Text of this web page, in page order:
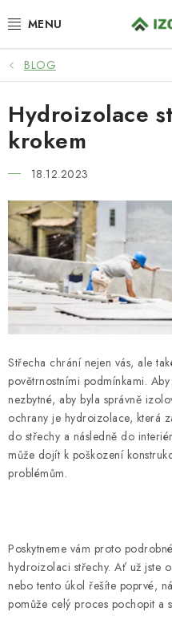
na
HYDROIZOLACE
MATERIÁLY
SYSTÉMOVÁ ŘEŠENÍ
PRO PARTNERY
O NÁS
Hodnocení obchodu
Obchodní podmínky
Používaní souborů cookies
BLOG
Hydroizolace
krokem
18.12.2023
Střecha chrání nejen vás, ale
povětrnostními podmínkami.
nezbytné, aby byla správně
ochrany je hydroizolace, která
do střechy a následně do
může dojít k poškození
problémům.
Poskytneme vám proto
hydroizolaci střechy. Ať už jste
nebo tento úkol řešíte poprvé,
pomůže celý proces pochopit a